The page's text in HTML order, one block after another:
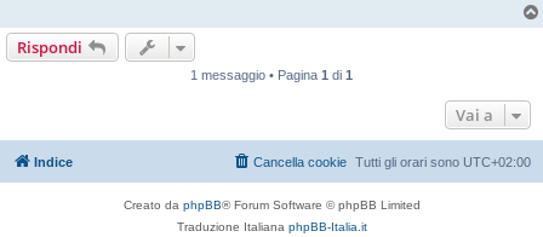
Rispondi
1 messaggio • Pagina 1 di 1
Vai a
Indice Tutti gli orari sono UTC+02:00
Cancella cookie
Creato da phpBB® Forum Software © phpBB Limited
Traduzione Italiana phpBB-Italia.it